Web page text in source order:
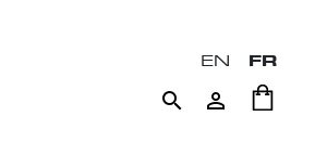
EN FR
 